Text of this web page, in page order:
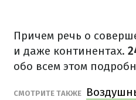
Причем речь о
и даже континентах.
обо всем этом
СМОТРИТЕ ТАКЖЕ